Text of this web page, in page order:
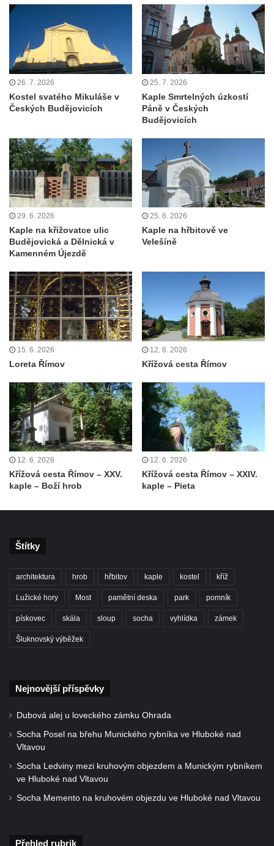
Kostel Krista Spasitele ve Frýdlantu
Kaple Getsemanské zahrady na křížové
cestě na Křížovém vrchu ve Frýdlantu
Kaple Božího hrobu na Křížové cestě na
Křížovém vrchu ve Frýdlantu
Poustevna na Křížové cestě na Křížovém
vrchu ve Frýdlantu
Kostel Nanebevzetí Panny Marie ve
Slunečné
Kostel Jména Panny Marie v Sepekově
Kostel svatých Petra a Pavla v Růžové
Kaple Stětí svatého Jana Křtitele v
Rumburku
Bývalá synagoga v Milevsku
Kostel svaté Kateřiny Alexandrijské v
Krásně
Kostel Božího Těla v Kraslicích
Kostel svaté Maří Magdalény v Karlových
Varech
Kaple Panny Marie pod hradem Přimda
Kaple Panny Marie v Kunčicích nad Labem
Hrobová kaple na hřbitově v Rychnově u
Jablonce nad Nisou
Márnice/hřbitovní kaple na hřbitově v
Rychnově u Jablonce nad Nisou
Výklenková kaple u rozcestí u domu čp. 42
v Krásné u Pěnčína
Kostel Panny Marie Pomocné s Ivanitskou
poustevnou v Teplicích nad Metují
Hřbitovní kaple/márnice na hřbitově v
Hrobová kaple Johanna Nitsche na
Kaple Panny Marie Karmelské na Vlčí Hoře
Kostel svatého Bartoloměje v Teplicích
náměstí v Teplicích
části Kozel
26. 7. 2026
Kostel svatého Mikuláše v
Českých Budějovicích
25. 7. 2026
Kaple Smrtelných úzkostí
Páně v Českých
Budějovicích
29. 6. 2026
Kaple na křižovatce ulic
Budějovická a Dělnická v
Kamenném Újezdě
25. 6. 2026
Kaple na hřbitově ve
Velešíně
15. 6. 2026
Loreta Římov
12. 6. 2026
Křížová cesta Římov
12. 6. 2026
Křížová cesta Římov – XXV.
kaple – Boží hrob
12. 6. 2026
Křížová cesta Římov – XXIV.
kaple – Pieta
Štítky
architektura hrob hřbitov kaple kostel kříž
Lužické hory Most pamětní deska park pomník
pískovec skála sloup socha vyhlídka zámek
Šluknovský výběžek
Nejnovější příspěvky
Dubová alej u loveckého zámku Ohrada
Socha Posel na břehu Munického rybníka ve Hluboké nad
Vltavou
Socha Ledviny mezi kruhovým objezdem a Munickým rybníkem
ve Hluboké nad Vltavou
Socha Memento na kruhovém objezdu ve Hluboké nad Vltavou
Přehled rubrik